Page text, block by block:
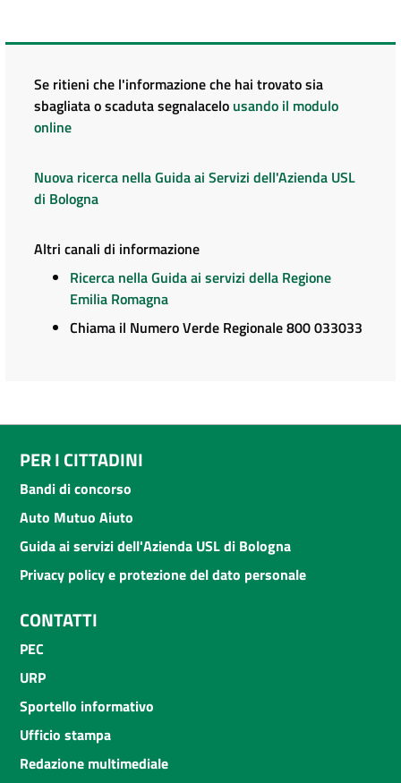
Se ritieni che l'informazione che hai trovato sia
sbagliata o scaduta segnalacelo usando il modulo
online
Nuova ricerca nella Guida ai Servizi dell'Azienda USL
di Bologna
Altri canali di informazione
Ricerca nella Guida ai servizi della Regione
Emilia Romagna
Chiama il Numero Verde Regionale 800 033033
PER I CITTADINI
Bandi di concorso
Auto Mutuo Aiuto
Guida ai servizi dell'Azienda USL di Bologna
Privacy policy e protezione del dato personale
CONTATTI
PEC
URP
Sportello informativo
Ufficio stampa
Redazione multimediale